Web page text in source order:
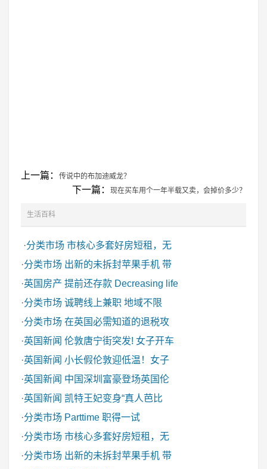
上一篇： 传说中的布加迪威龙？
下一篇： 现在买车用个一年半载又卖，会掉价多少？
生活百科
·分类市场 市核心多套好房短租，无
·分类市场 出新的未拆封苹果手机 带
·英国房产 提前还存款 Decreasing life
·分类市场 诚聘线上兼职 地域不限
·分类市场 在英国必需知道的退税攻
·英国新闻 伦敦唐宁街突发! 女子开车
·英国新闻 小长假伦敦迎低温！女子
·英国新闻 中国深圳富豪登场英国伦
·英国新闻 凯特王妃变身“真人芭比
·分类市场 Parttime 职得一试
·分类市场 市核心多套好房短租，无
·分类市场 出新的未拆封苹果手机 带